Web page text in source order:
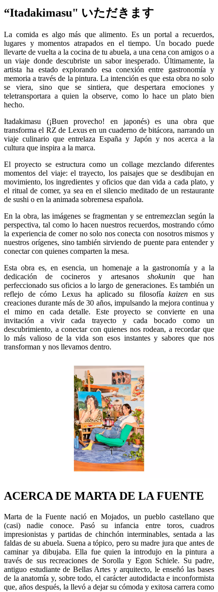
“Itadakimasu" いただきます
La comida es algo más que alimento. Es un portal a recuerdos,
lugares y momentos atrapados en el tiempo. Un bocado puede
llevarte de vuelta a la cocina de tu abuela, a una cena con amigos o a
un viaje donde descubriste un sabor inesperado. Últimamente, la
artista ha estado explorando esa conexión entre gastronomía y
memoria a través de la pintura. La intención es que esta obra no solo
se viera, sino que se sintiera, que despertara emociones y
teletransportara a quien la observe, como lo hace un plato bien
hecho.
Itadakimasu (¡Buen provecho! en japonés) es una obra que
transforma el RZ de Lexus en un cuaderno de bitácora, narrando un
viaje culinario que entrelaza España y Japón y nos acerca a la
cultura que inspira a la marca.
El proyecto se estructura como un collage mezclando diferentes
momentos del viaje: el trayecto, los paisajes que se desdibujan en
movimiento, los ingredientes y oficios que dan vida a cada plato, y
el ritual de comer, ya sea en el silencio meditado de un restaurante
de sushi o en la animada sobremesa española.
En la obra, las imágenes se fragmentan y se entremezclan según la
perspectiva, tal como lo hacen nuestros recuerdos, mostrando cómo
la experiencia de comer no solo nos conecta con nosotros mismos y
nuestros orígenes, sino también sirviendo de puente para entender y
conectar con quienes comparten la mesa.
Esta obra es, en esencia, un homenaje a la gastronomía y a la
dedicación de cocineros y artesanos shokuninque han
perfeccionado sus oficios a lo largo de generaciones. Es también un
reflejo de cómo Lexus ha aplicado su filosofía kaizen en sus
creaciones durante más de 30 años, impulsando la mejora continua y
el mimo en cada detalle. Este proyecto se convierte en una
invitación a vivir cada trayecto y cada bocado como un
descubrimiento, a conectar con quienes nos rodean, a recordar que
lo más valioso de la vida son esos instantes y sabores que nos
transforman y nos llevamos dentro.
ACERCA DE MARTA DE LA FUENTE
Marta de la Fuente nació en Mojados, un pueblo castellano que
(casi) nadie conoce. Pasó su infancia entre toros, cuadros
impresionistas y partidas de chinchón interminables, sentada a las
faldas de su abuela. Suena a tópico, pero su madre jura que antes de
caminar ya dibujaba. Ella fue quien la introdujo en la pintura a
través de sus recreaciones de Sorolla y Egon Schiele. Su padre,
antiguo estudiante de Bellas Artes y arquitecto, le enseñó las bases
de la anatomía y, sobre todo, el carácter autodidacta e inconformista
que, años después, la llevó a dejar su cómoda y exitosa carrera como